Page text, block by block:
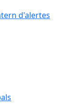
d'alertes